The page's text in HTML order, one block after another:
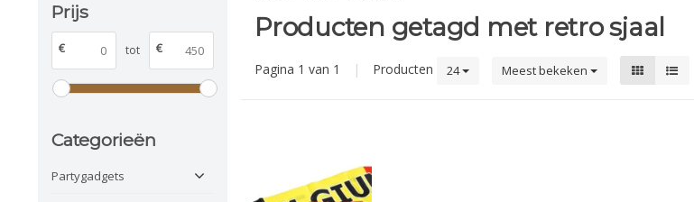
Prijs
€ tot €
Categorieën
Partygadgets
Producten getagd met retro sjaal
Pagina 1 van 1 | Producten 24 Meest bekeken